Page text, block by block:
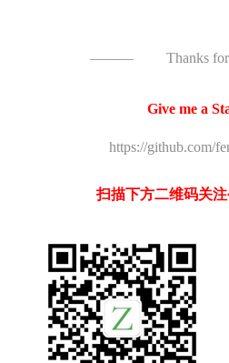
——— Thanks
Give me a
https://github.com/
扫描下方二维码关